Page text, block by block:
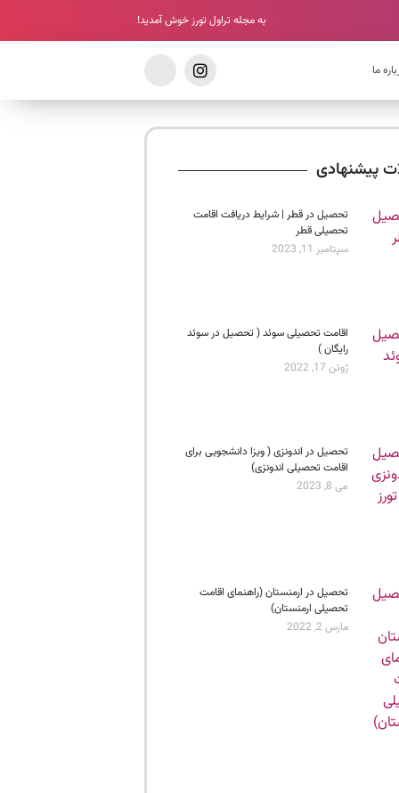
به مجله تراول تورز خوش آمدید!
ما
پیشنهادی
تحصیل در قطر | شرایط دریافت اقامت
تحصیلی قطر
سپتامبر 11, 2023
اقامت تحصیلی سوئد ( تحصیل در سوئد
رایگان )
ژوئن 17, 2022
تحصیل در اندونزی ( ویزا دانشجویی برای
اقامت تحصیلی اندونزی)
می 8, 2023
تحصیل در ارمنستان (راهنمای اقامت
تحصیلی ارمنستان)
مارس 2, 2022